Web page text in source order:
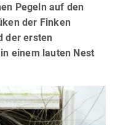
Pegeln auf den
der Finken
der ersten
einem lauten Nest